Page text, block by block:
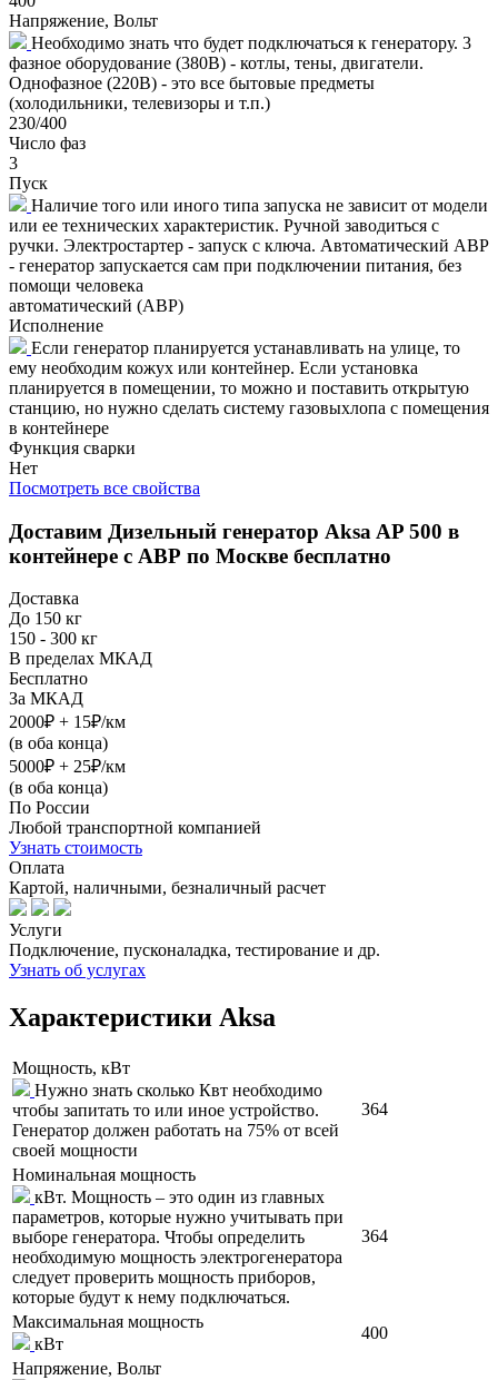
Напряжение, Вольт
Необходимо знать что будет подключаться к генератору. 3
фазное оборудование (380В) - котлы, тены, двигатели.
Однофазное (220В) - это все бытовые предметы
(холодильники, телевизоры и т.п.)
230/400
Число фаз
3
Пуск
Наличие того или иного типа запуска не зависит от модели
или ее технических характеристик. Ручной заводиться с
ручки. Электростартер - запуск с ключа. Автоматический АВР
- генератор запускается сам при подключении питания, без
помощи человека
автоматический (АВР)
Исполнение
Если генератор планируется устанавливать на улице, то
ему необходим кожух или контейнер. Если установка
планируется в помещении, то можно и поставить открытую
станцию, но нужно сделать систему газовыхлопа с помещения
в контейнере
Функция сварки
Нет
Посмотреть все свойства
Доставим Дизельный генератор Aksa AP 500 в
контейнере с АВР по Москве бесплатно
Доставка
До 150 кг
150 - 300 кг
В пределах МКАД
Бесплатно
За МКАД
2000₽ + 15₽/км
(в оба конца)
5000₽ + 25₽/км
(в оба конца)
По России
Любой транспортной компанией
Узнать стоимость
Оплата
Картой, наличными, безналичный расчет
Услуги
Подключение, пусконаладка, тестирование и др.
Узнать об услугах
Характеристики Aksa
Мощность, кВт
Нужно знать сколько Квт необходимо
чтобы запитать то или иное устройство.
Генератор должен работать на 75% от всей
своей мощности
364
Номинальная мощность
кВт. Мощность – это один из главных
параметров, которые нужно учитывать при
выборе генератора. Чтобы определить
необходимую мощность электрогенератора
следует проверить мощность приборов,
которые будут к нему подключаться.
364
Максимальная мощность
кВт
400
Напряжение, Вольт